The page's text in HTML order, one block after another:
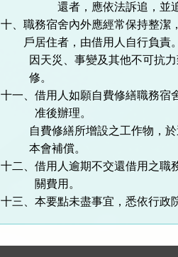
還者，應依法訴追，並
十、職務宿舍內外應經常保持整潔
戶居住者，由借用人自行負責。
因天災、事變及其他不可抗
修。
十一、借用人如願自費修繕職務宿
准後辦理。
自費修繕所增設之工作物，
本會補償。
十二、借用人逾期不交還借用之職
關費用。
十三、本要點未盡事宜，悉依行政